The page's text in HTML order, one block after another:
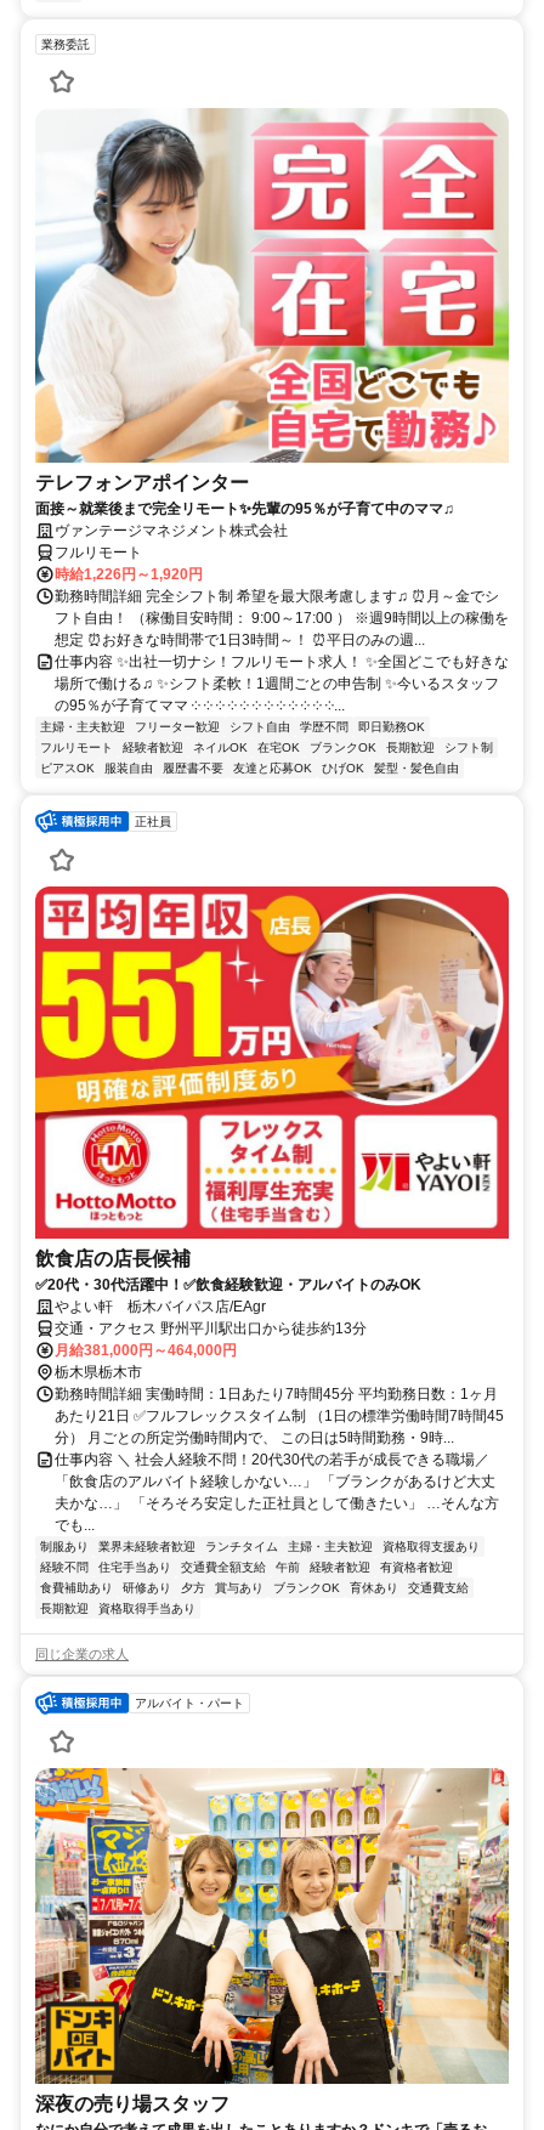
業務委託
テレフォンアポインター
面接～就業後まで完全リモート✨先輩の95％が子育て中のママ♫
ヴァンテージマネジメント株式会社
フルリモート
時給1,226円～1,920円
勤務時間詳細 完全シフト制 希望を最大限考慮します♫ ⏰月～金でシ
フト自由！ （稼働目安時間： 9:00～17:00 ） ※週9時間以上の稼働を
想定 ⏰お好きな時間帯で1日3時間～！ ⏰平日のみの週...
仕事内容 ✨出社一切ナシ！フルリモート求人！ ✨全国どこでも好きな
場所で働ける♫ ✨シフト柔軟！1週間ごとの申告制 ✨今いるスタッフ
の95％が子育てママ ༶ ༶ ༶ ༶ ༶ ༶ ༶ ༶ ༶ ༶ ༶ ༶...
主婦・主夫歓迎 フリーター歓迎 シフト自由 学歴不問
即日勤務OK
フルリモート
経験者歓迎 ネイルOK 在宅OK ブランクOK 長期歓迎
シフト制
ピアスOK
服装自由 履歴書不要 友達と応募OK ひげOK 髪型・髪色自由
正社員
飲食店の店長候補
✅20代・30代活躍中！✅飲食経験歓迎・アルバイトのみOK
やよい軒 栃木バイパス店/EAgr
交通・アクセス 野州平川駅出口から徒歩約13分
月給381,000円～464,000円
栃木県栃木市
勤務時間詳細 実働時間：1日あたり7時間45分 平均勤務日数：1ヶ月
あたり21日 ✅フルフレックスタイム制 （1日の標準労働時間7時間45
分） 月ごとの所定労働時間内で、 この日は5時間勤務・9時...
仕事内容 ＼ 社会人経験不問！20代30代の若手が成長できる職場／
「飲食店のアルバイト経験しかない…」 「ブランクがあるけど大丈
夫かな…」 「そろそろ安定した正社員として働きたい」 …そんな方
でも...
制服あり 業界未経験者歓迎 ランチタイム 主婦・主夫歓迎
資格取得支援あり
経験不問
住宅手当あり 交通費全額支給 午前 経験者歓迎
有資格者歓迎
食費補助あり
研修あり 夕方 賞与あり ブランクOK 育休あり
交通費支給
長期歓迎
資格取得手当あり
同じ企業の求人
アルバイト・パート
深夜の売り場スタッフ